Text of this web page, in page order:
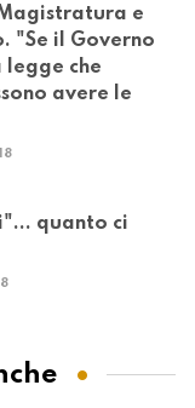
e
"Se il Governo
legge che
avere le
quanto ci